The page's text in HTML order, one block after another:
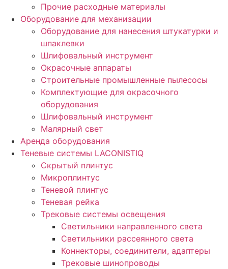
Прочие расходные материалы
Оборудование для механизации
Оборудование для нанесения штукатурки и
шпаклевки
Шлифовальный инструмент
Окрасочные аппараты
Строительные промышленные пылесосы
Комплектующие для окрасочного
оборудования
Шлифовальный инструмент
Малярный свет
Аренда оборудования
Теневые системы LACONISTIQ
Скрытый плинтус
Микроплинтус
Теневой плинтус
Теневая рейка
Трековые системы освещения
Светильники направленного света
Светильники рассеянного света
Коннекторы, соединители, адаптеры
Трековые шинопроводы